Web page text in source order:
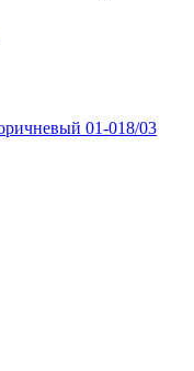
01-018/03